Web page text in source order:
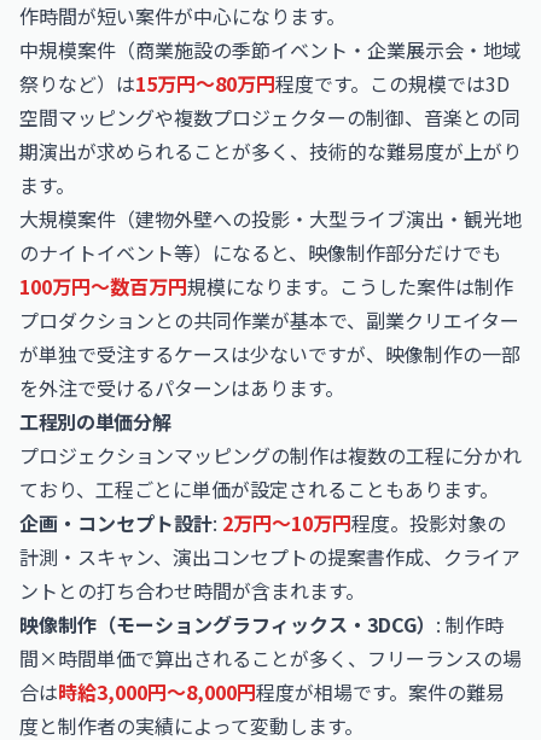
作時間が短い案件が中心になります。
中規模案件（商業施設の季節イベント・企業展示会・地域
祭りなど）は15万円〜80万円程度です。この規模では3D
空間マッピングや複数プロジェクターの制御、音楽との同
期演出が求められることが多く、技術的な難易度が上がり
ます。
大規模案件（建物外壁への投影・大型ライブ演出・観光地
のナイトイベント等）になると、映像制作部分だけでも
100万円〜数百万円規模になります。こうした案件は制作
プロダクションとの共同作業が基本で、副業クリエイター
が単独で受注するケースは少ないですが、映像制作の一部
を外注で受けるパターンはあります。
工程別の単価分解
プロジェクションマッピングの制作は複数の工程に分かれ
ており、工程ごとに単価が設定されることもあります。
企画・コンセプト設計: 2万円〜10万円程度。投影対象の
計測・スキャン、演出コンセプトの提案書作成、クライア
ントとの打ち合わせ時間が含まれます。
映像制作（モーショングラフィックス・3DCG） : 制作時
間×時間単価で算出されることが多く、フリーランスの場
合は時給3,000円〜8,000円程度が相場です。案件の難易
度と制作者の実績によって変動します。